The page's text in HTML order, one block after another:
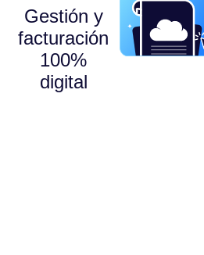
Gestión y
facturación
100%
digital